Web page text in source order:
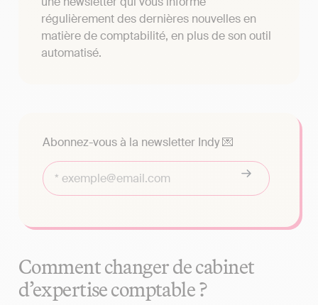
régulièrement des dernières nouvelles en
matière de comptabilité, en plus de son outil
automatisé.
Abonnez-vous à la newsletter Indy 💌
Comment changer de cabinet
d’expertise comptable ?